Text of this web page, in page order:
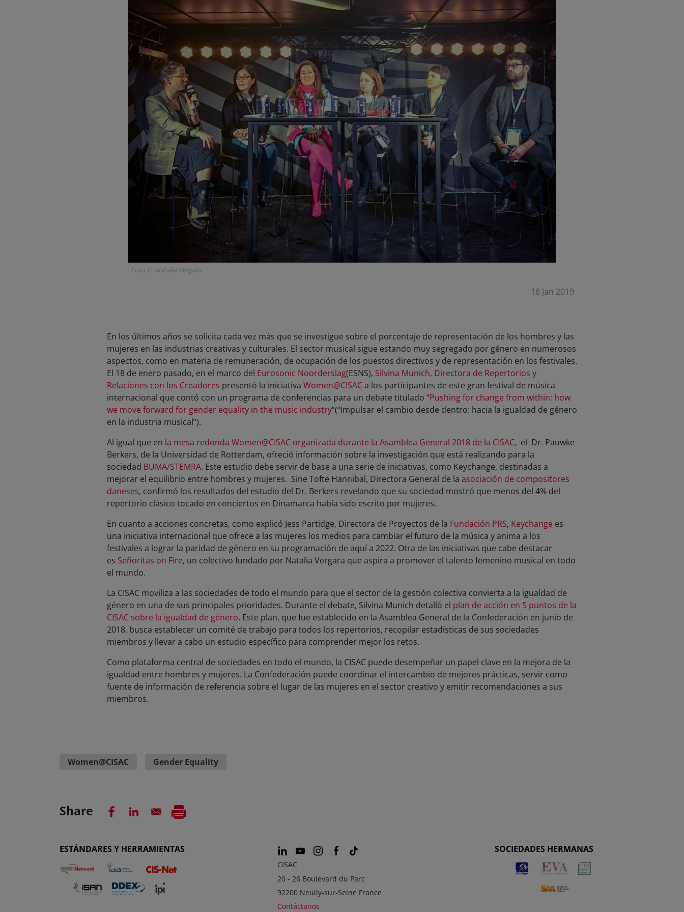
Foto ©: Natalia Vergara
18 Jan 2019
En los últimos años se solicita cada vez más que se investigue sobre el porcentaje de representación de los hombres y las
mujeres en las industrias creativas y culturales. El sector musical sigue estando muy segregado por género en numerosos
aspectos, como en materia de remuneración, de ocupación de los puestos directivos y de representación en los festivales.
El 18 de enero pasado, en el marco del Eurosonic Noorderslag(ESNS), Silvina Munich, Directora de Repertorios y
Relaciones con los Creadores presentó la iniciativa Women@CISACa los participantes de este gran festival de música
internacional que contó con un programa de conferencias para un debate titulado “Pushing for change from within: how
we move forward for gender equality in the music industry”(“Impulsar el cambio desde dentro: hacia la igualdad de género
en la industria musical”).
Al igual que en la mesa redonda Women@CISAC organizada durante la Asamblea General 2018 de la CISAC, el Dr. Pauwke
Berkers, de la Universidad de Rotterdam, ofreció información sobre la investigación que está realizando para la
sociedad BUMA/STEMRA. Este estudio debe servir de base a una serie de iniciativas, como Keychange, destinadas a
mejorar el equilibrio entre hombres y mujeres. Sine Tofte Hannibal, Directora General de la asociación de compositores
daneses, confirmó los resultados del estudio del Dr. Berkers revelando que su sociedad mostró que menos del 4% del
repertorio clásico tocado en conciertos en Dinamarca había sido escrito por mujeres.
En cuanto a acciones concretas, como explicó Jess Partidge, Directora de Proyectos de la Fundación PRS, Keychange es
una iniciativa internacional que ofrece a las mujeres los medios para cambiar el futuro de la música y anima a los
festivales a lograr la paridad de género en su programación de aquí a 2022. Otra de las iniciativas que cabe destacar
es Señoritas on Fire, un colectivo fundado por Natalia Vergara que aspira a promover el talento femenino musical en todo
el mundo.
La CISAC moviliza a las sociedades de todo el mundo para que el sector de la gestión colectiva convierta a la igualdad de
género en una de sus principales prioridades. Durante el debate, Silvina Munich detalló el plan de acción en 5 puntos de la
CISAC sobre la igualdad de género. Este plan, que fue establecido en la Asamblea General de la Confederación en junio de
2018, busca establecer un comité de trabajo para todos los repertorios, recopilar estadísticas de sus sociedades
miembros y llevar a cabo un estudio específico para comprender mejor los retos.
Como plataforma central de sociedades en todo el mundo, la CISAC puede desempeñar un papel clave en la mejora de la
igualdad entre hombres y mujeres. La Confederación puede coordinar el intercambio de mejores prácticas, servir como
fuente de información de referencia sobre el lugar de las mujeres en el sector creativo y emitir recomendaciones a sus
miembros.
Women@CISAC Gender Equality
Share
ESTÁNDARES Y HERRAMIENTAS
CISAC
20 - 26 Boulevard du Parc
92200 Neully-sur-Seine France
Contáctanos
SOCIEDADES HERMANAS